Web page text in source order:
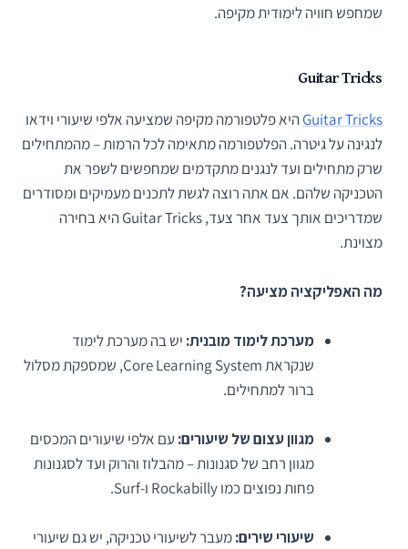
שמחפש חוויה לימודית מקיפה.
Guitar Tricks
Guitar Tricksהיא פלטפורמה מקיפה שמציעה אלפי שיעורי וידאו
לנגינה על גיטרה. הפלטפורמה מתאימה לכל הרמות – מהמתחילים
שרק מתחילים ועד לנגנים מתקדמים שמחפשים לשפר את
הטכניקה שלהם. אם אתה רוצה לגשת לתכנים מעמיקים ומסודרים
שמדריכים אותך צעד אחר צעד, Guitar Tricks היא בחירה
מצוינת.
מה האפליקציה מציעה?
מערכת לימוד מובנית: יש בה מערכת לימוד
שנקראת Core Learning System, שמספקת מסלול
ברור למתחילים.
מגוון עצום של שיעורים: עם אלפי שיעורים המכסים
מגוון רחב של סגנונות – מהבלוז והרוק ועד לסגנונות
פחות נפוצים כמו Rockabilly ו-Surf.
שיעורי שירים:מעבר לשיעורי טכניקה, יש גם שיעורי